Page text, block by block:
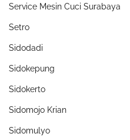
Service Mesin Cuci Surabaya
Setro
Sidodadi
Sidokepung
Sidokerto
Sidomojo Krian
Sidomulyo